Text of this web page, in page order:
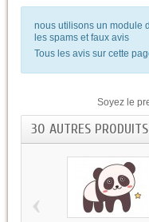
nous utilisons un module
les spams et faux avis
Tous les avis sur cette
Soyez le
30 AUTRES
‹